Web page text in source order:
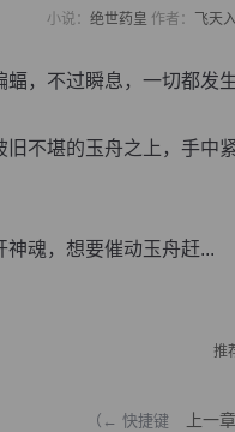
小说： 绝世药皇 作者： 飞天
不过瞬息，一切都发
堪的玉舟之上，手中紧
魂，想要催动玉舟赶...
推
（← 快捷键 上一章